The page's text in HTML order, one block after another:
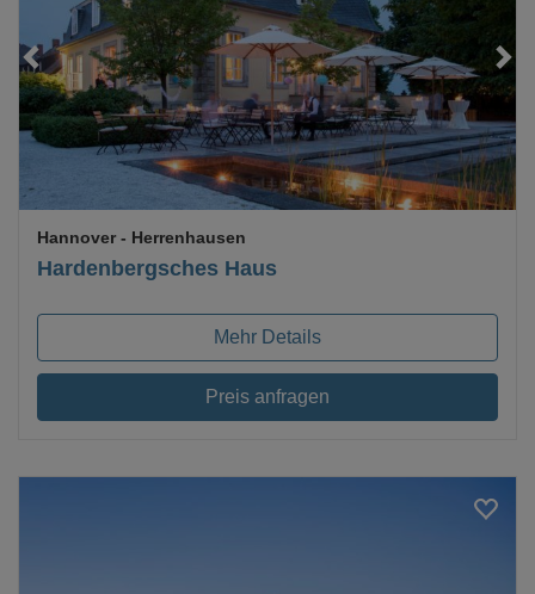
Loading...
Hardenbergsches Haus
Hannover - Herrenhausen
Mehr Details
Preis anfragen